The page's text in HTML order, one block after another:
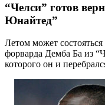
“Челси” готов
Юнайтед”
Летом может
форварда Демба Ба из
которого он и